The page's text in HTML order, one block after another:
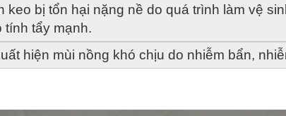
keo bị tổn hại nặng nề do quá trình làm vệ
tính tẩy mạnh.
hiện mùi nồng khó chịu do nhiễm bẩn,